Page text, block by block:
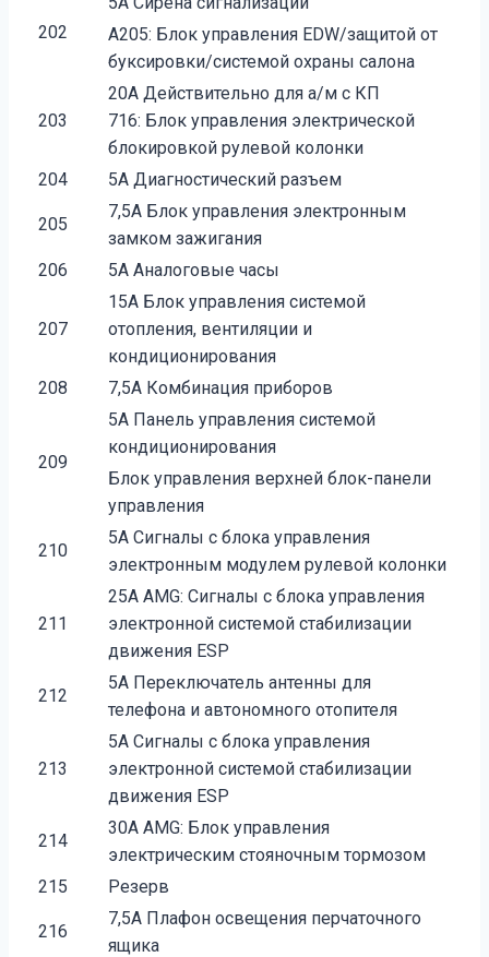
202
A205: Блок управления EDW/защитой от
буксировки/системой охраны салона
203
20A Действительно для а/м с КП
716: Блок управления электрической
блокировкой рулевой колонки
204
5A Диагностический разъем
205
7,5A Блок управления электронным
замком зажигания
206
5A Аналоговые часы
207
15A Блок управления системой
отопления, вентиляции и
кондиционирования
208
7,5A Комбинация приборов
209
5A Панель управления системой
кондиционирования
Блок управления верхней блок-панели
управления
210
5A Сигналы с блока управления
электронным модулем рулевой колонки
211
25A AMG: Сигналы с блока управления
электронной системой стабилизации
движения ESP
212
5A Переключатель антенны для
телефона и автономного отопителя
213
5A Сигналы с блока управления
электронной системой стабилизации
движения ESP
214
30A AMG: Блок управления
электрическим стояночным тормозом
215
Резерв
216
7,5A Плафон освещения перчаточного
ящика